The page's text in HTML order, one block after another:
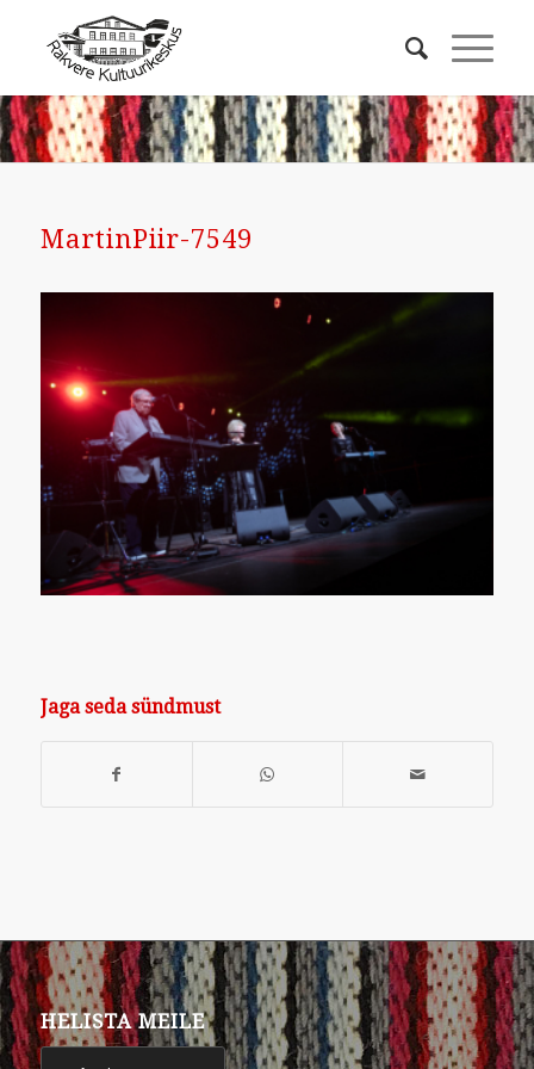
MartinPiir-7549
Jaga seda sündmust
HELISTA MEILE